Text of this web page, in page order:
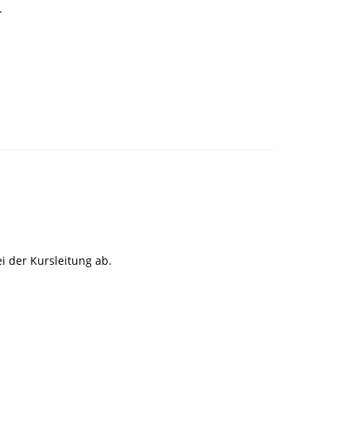
der Kursleitung ab.